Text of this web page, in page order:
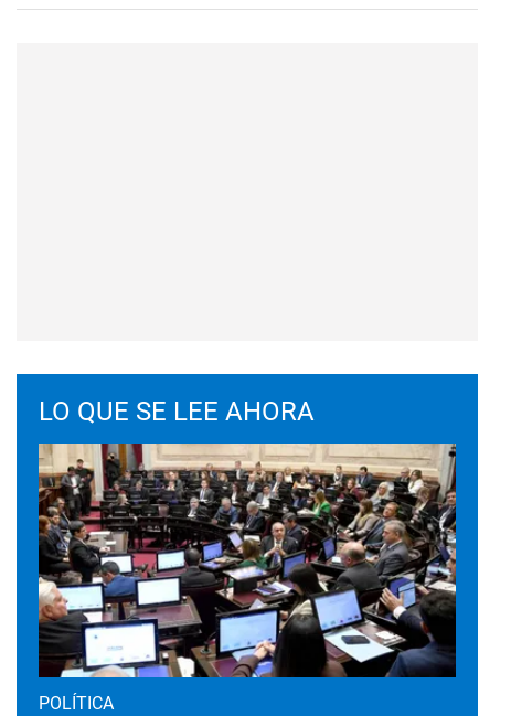
LO QUE SE LEE AHORA
POLÍTICA